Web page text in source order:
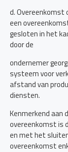
d. Overeenkomst
een
gesloten in het
door de
ondernemer
systeem voor
afstand van
diensten.
Kenmerkend aan
overeenkomst is
en met het
overeenkomst